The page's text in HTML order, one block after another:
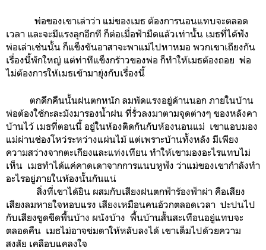
พ่อของเขาเล่าว่า แม่ของเมธ ต้องการนอนแทบจะตลอด
เวลา และจะมีแรงลุกอีกที ก็ต่อเมื่อฟ้ามืดแล้วเท่านั้น เมธที่ได้ฟัง
พ่อเล่าเช่นนั้น ก็แข็งขันอาสาจะพาแม่ไปหาหมอ พวกเขาเถียงกัน
เรื่องนี้พักใหญ่ แต่ท่าทีแข็งกร้าวของพ่อ ก็ทำให้เมธต้องถอย พ่อ
ไม่ต้องการให้เมธเข้ามายุ่งกับเรื่องนี้
ตกดึกคืนนั้นฝนตกหนัก ลมพัดแรงอยู่ด้านนอก ภายในบ้าน
พ่อต้องใช้กะละมังมารองน้ำฝน ที่รั่วลงมาตามจุดต่างๆ ของหลังคา
บ้านไว้ เมธที่ตอนนี้ อยู่ในห้องติดกันกับห้องนอนแม่ เขาแอบมอง
แม่ผ่านช่องโหว่ระหว่างแผ่นไม้ แต่เพราะบ้านทั้งหลัง มีเพียง
ความสว่างจากตะเกียงและแท่งเทียน ทำให้เขามองอะไรแทบไม่
เห็น เมธทำได้แค่คาดเดาจากการแนบหูฟัง ว่าแม่ของเขากำลังทำ
อะไรอยู่ภายในห้องนั้นกันแน่
สิ่งที่เขาได้ยิน ผสมกับเสียงฝนตกฟ้าร้องฟ้าผ่า คือเสียง
เสียงลมหายใจหอบแรง เสียงเหมือนคนอ้วกตลอดเวลา ปะปนไป
กับเสียงขูดขีดพื้นบ้าง ผนังบ้าง พื้นบ้านสั้นสะเทือนอยู่แทบจะ
ตลอดคืน เมธไม่อาจข่มตาให้หลับลงได้ เขาเต็มไปด้วยความ
สงสัย เคลือบแคลงใจ